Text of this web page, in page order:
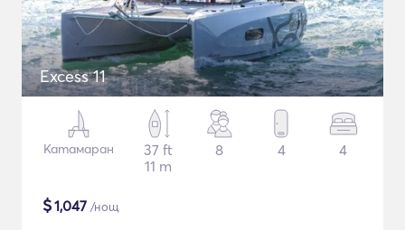
Excess 11
Катамаран
37 ft
11 m
8 4 4
$1,047 /нощ